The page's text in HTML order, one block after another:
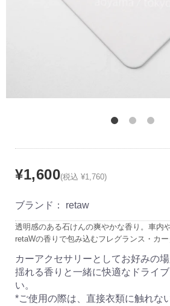
¥1,600(税込 ¥1,760)
ブランド： retaw
透明感のある石けんの爽やかな香り。車内
retaWの香りで包み込むフレグランス・カー
カーアクセサリーとしてお好みの場
揺れる香りと一緒に快適なドライ
い。
*ご使用の際は、直接衣類に触れな